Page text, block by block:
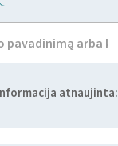
atnaujinta: